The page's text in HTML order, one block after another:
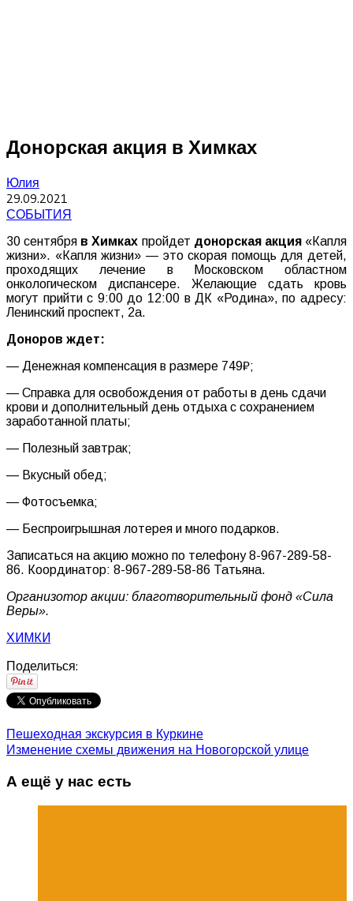
Донорская акция в Химках
Юлия
29.09.2021
СОБЫТИЯ
30 сентября в Химках пройдет донорская акция«Капля
жизни». «Капля жизни» — это скорая помощь для детей,
проходящих лечение в Московском областном
онкологическом диспансере. Желающие сдать кровь
могут прийти с 9:00 до 12:00 в ДК «Родина», по адресу:
Ленинский проспект, 2а.
Доноров ждет:
— Денежная компенсация в размере 749₽;
— Справка для освобождения от работы в день сдачи
крови и дополнительный день отдыха с сохранением
заработанной платы;
— Полезный завтрак;
— Вкусный обед;
— Фотосъемка;
— Беспроигрышная лотерея и много подарков.
Записаться на акцию можно по телефону 8-967-289-58-
86. Координатор: 8-967-289-58-86 Татьяна.
Организотор акции: благотворительный фонд «Сила
Веры».
ХИМКИ
Поделиться:
Пешеходная экскурсия в Куркине
Изменение схемы движения на Новогорской улице
А ещё у нас есть